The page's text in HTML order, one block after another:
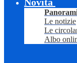
Le notizie
Le
Albo